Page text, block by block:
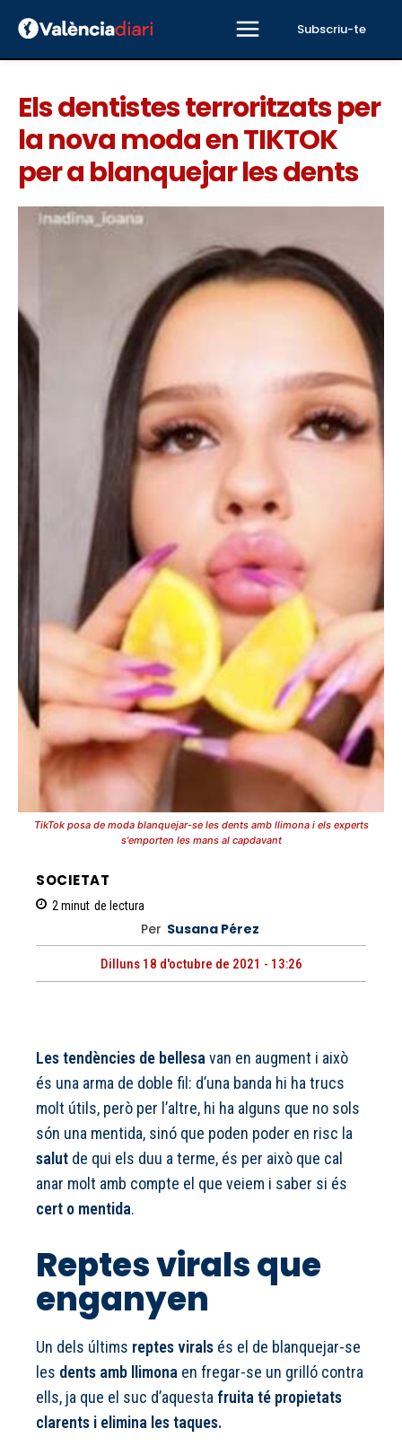
Subscriu-te
Els dentistes terroritzats per
la nova moda en TIKTOK
per a blanquejar les dents
TikTok posa de moda blanquejar-se les dents amb llimona i els experts
s'emporten les mans al capdavant
SOCIETAT
2 minut de lectura
Per Susana Pérez
Dilluns 18 d'octubre de 2021 - 13:26
Les tendències de bellesa van en augment i això
és una arma de doble fil: d’una banda hi ha trucs
molt útils, però per l’altre, hi ha alguns que no sols
són una mentida, sinó que poden poder en risc la
salut de qui els duu a terme, és per això que cal
anar molt amb compte el que veiem i saber si és
cert o mentida.
Reptes virals que
enganyen
Un dels últims reptes virals és el de blanquejar-se
les dents amb llimona en fregar-se un grilló contra
ells, ja que el suc d’aquesta fruita té propietats
clarents i elimina les taques.